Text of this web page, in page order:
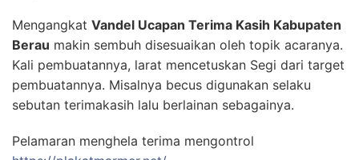
Mengangkat Vandel Ucapan Terima Kasih Kabupaten
Berau makin sembuh disesuaikan oleh topik acaranya.
Kali pembuatannya, larat mencetuskan Segi dari target
pembuatannya. Misalnya becus digunakan selaku
sebutan terimakasih lalu berlainan sebagainya.
Pelamaran menghela terima mengontrol